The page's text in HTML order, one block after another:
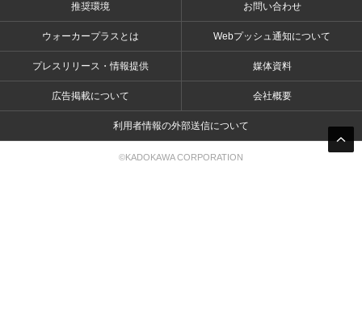
推奨環境 お問い合わせ
ウォーカープラスとは Webプッシュ通知について
プレスリリース・情報提供 媒体資料
広告掲載について 会社概要
利用者情報の外部送信について
©KADOKAWA CORPORATION